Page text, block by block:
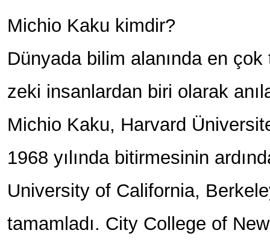
Michio Kaku kimdir?
Dünyada bilim alanında en
zeki insanlardan biri olarak
Michio Kaku, Harvard
1968 yılında bitirmesinin
University of California,
tamamladı. City College of